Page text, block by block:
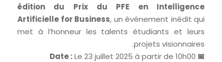
édition du Prix du PFE en Intelligence
Artificielle for Business, un événement inédit qui
met à l’honneur les talents étudiants et leurs
projets visionnaires.
📅 Date :
Le 23 juillet 2025 à partir de 10h00